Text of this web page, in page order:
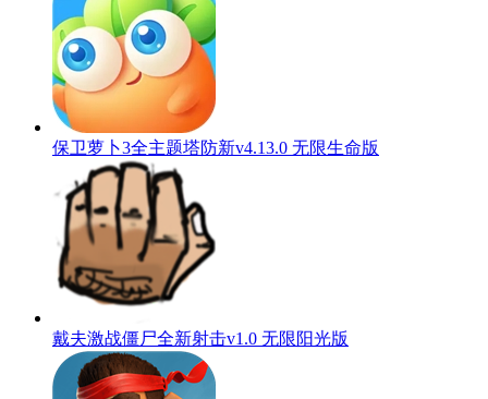
保卫萝卜3全主题塔防新v4.13.0 无限生命版
戴夫激战僵尸全新射击v1.0 无限阳光版